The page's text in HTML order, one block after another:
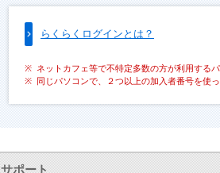
らくらくログインとは？
ネットカフェ等で不特定多数の方が利用する
同じパソコンで、２つ以上の加入者番号を使
サポート